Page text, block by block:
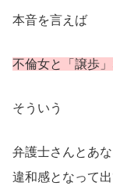
本音を言えば
不倫女と「譲歩
そういう
弁護士さんとあ
違和感となって